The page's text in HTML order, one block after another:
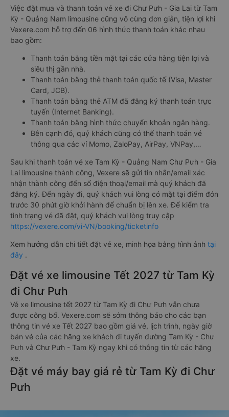
Việc đặt mua và thanh toán vé xe đi Chư Pưh - Gia Lai từ Tam
Kỳ - Quảng Nam limousine cũng vô cùng đơn giản, tiện lợi khi
Vexere.com hỗ trợ đến 06 hình thức thanh toán khác nhau
bao gồm:
Thanh toán bằng tiền mặt tại các cửa hàng tiện lợi và
siêu thị gần nhà.
Thanh toán bằng thẻ thanh toán quốc tế (Visa, Master
Card, JCB).
Thanh toán bằng thẻ ATM đã đăng ký thanh toán trực
tuyến (Internet Banking).
Thanh toán bằng hình thức chuyển khoản ngân hàng.
Bên cạnh đó, quý khách cũng có thể thanh toán vé
thông qua các ví Momo, ZaloPay, AirPay, VNPay,…
Sau khi thanh toán vé xe Tam Kỳ - Quảng Nam Chư Pưh - Gia
Lai limousine thành công, Vexere sẽ gửi tin nhắn/email xác
nhận thành công đến số điện thoại/email mà quý khách đã
đăng ký. Đến ngày đi, quý khách vui lòng có mặt tại điểm đón
trước 30 phút giờ khởi hành để chuẩn bị lên xe. Để kiểm tra
tình trạng vé đã đặt, quý khách vui lòng truy cập
https://vexere.com/vi-VN/booking/ticketinfo
Xem hướng dẫn chi tiết đặt vé xe, minh họa bằng hình ảnh tại
đây .
Đặt vé xe limousine Tết 2027 từ Tam Kỳ
đi Chư Pưh
Vé xe limousine tết 2027 từ Tam Kỳ đi Chư Pưh vẫn chưa
được công bố. Vexere.com sẽ sớm thông báo cho các bạn
thông tin vé xe Tết 2027 bao gồm giá vé, lịch trình, ngày giờ
bán vé của các hãng xe khách đi tuyến đường Tam Kỳ - Chư
Pưh và Chư Pưh - Tam Kỳ ngay khi có thông tin từ các hãng
xe.
Đặt vé máy bay giá rẻ từ Tam Kỳ đi Chư
Pưh